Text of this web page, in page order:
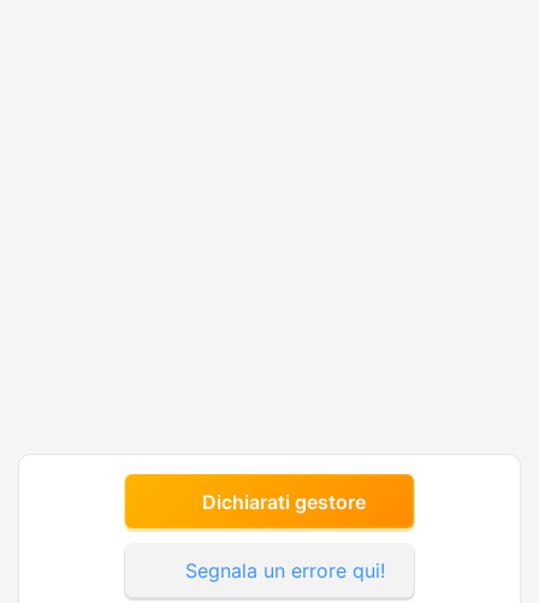
Dichiarati gestore
Segnala un errore qui!